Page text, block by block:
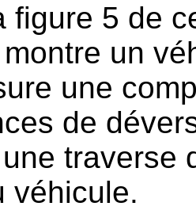
figure 5 de
un
une
de
traverse
véhicule.